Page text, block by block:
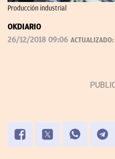
Producción industrial
OKDIARIO
26/12/2018 09:06 ACTUALIZADO: